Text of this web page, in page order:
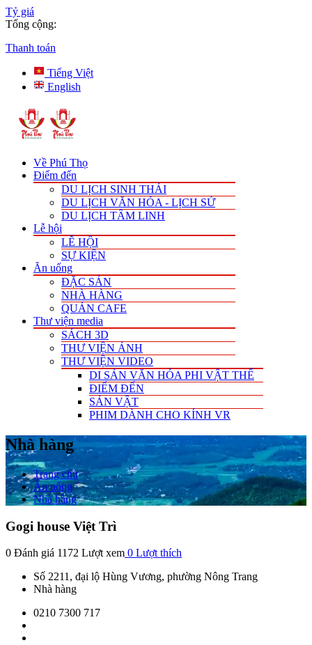
Tỷ giá
Tổng cộng:
Thanh toán
Tiếng Việt
English
Về Phú Thọ
Điểm đến
DU LỊCH SINH THÁI
DU LỊCH VĂN HÓA - LỊCH SỬ
DU LỊCH TÂM LINH
Lễ hội
LỄ HỘI
SỰ KIỆN
Ăn uống
ĐẶC SẢN
NHÀ HÀNG
QUÁN CAFE
Thư viện media
SÁCH 3D
THƯ VIỆN ẢNH
THƯ VIỆN VIDEO
DI SẢN VĂN HÓA PHI VẬT THỂ
ĐIỂM ĐẾN
SẢN VẬT
PHIM DÀNH CHO KÍNH VR
Nhà hàng
Trang chủ
Ăn uống
Nhà hàng
Gogi house Việt Trì
0 Đánh giá 1172 Lượt xem 0 Lượt thích
Số 2211, đại lộ Hùng Vương, phường Nông Trang
Nhà hàng
0210 7300 717